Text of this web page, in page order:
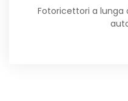
Fotoricettori a lunga